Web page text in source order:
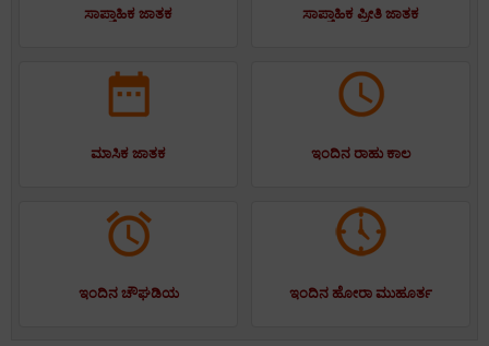
ಸಾಪ್ತಾಹಿಕ ಜಾತಕ ಸಾಪ್ತಾಹಿಕ ಪ್ರೀತಿ ಜಾತಕ
ಮಾಸಿಕ ಜಾತಕ ಇಂದಿನ ರಾಹು ಕಾಲ
ಇಂದಿನ ಚೌಘಡಿಯ ಇಂದಿನ ಹೋರಾ ಮುಹೂರ್ತ